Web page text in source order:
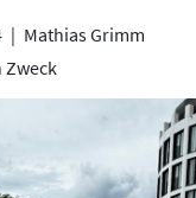
| Mathias Grimm
Zweck